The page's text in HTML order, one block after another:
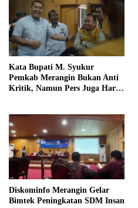
Kata Bupati M. Syukur
Pemkab Merangin Bukan Anti
Kritik, Namun Pers Juga Harus
Diskominfo Merangin Gelar
Bimtek Peningkatan SDM Insan